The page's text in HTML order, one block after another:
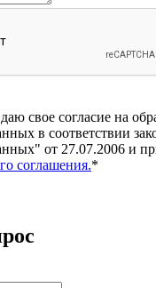
свое согласие на
в соответствии
от 27.07.2006 и
соглашения.*